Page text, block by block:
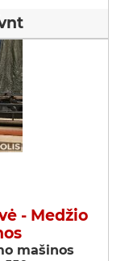
- Medžio
mašinos